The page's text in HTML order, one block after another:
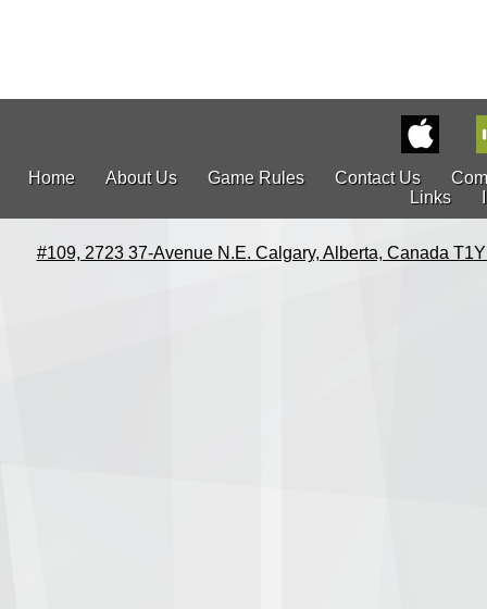
Home About Us Game Rules Contact Us
Links
#109, 2723 37-Avenue N.E. Calgary, Alberta, Canada